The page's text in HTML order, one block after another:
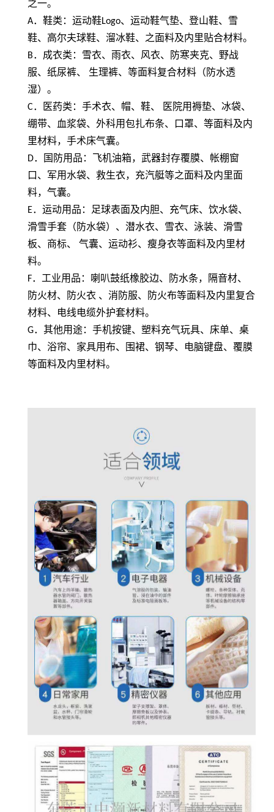
之一。
A．鞋类：运动鞋Logo、运动鞋气垫、登山鞋、雪
鞋、高尔夫球鞋、溜冰鞋、之面料及内里贴合材料。
B．成衣类：雪衣、雨衣、风衣、防寒夹克、野战
服、纸尿裤、 生理裤、等面料复合材料（防水透
湿）。
C．医药类：手术衣、帽、鞋、 医院用褥垫、冰袋、
绷带、血浆袋、外科用包扎布条、口罩、等面料及内
里材料，手术床气囊。
D．国防用品：飞机油箱，武器封存覆膜、帐棚窗
口、军用水袋、救生衣，充汽艇等之面料及内里面
料，气囊。
E．运动用品：足球表面及内胆、充气床、饮水袋、
滑雪手套（防水袋）、潜水衣、雪衣、泳装、滑雪
板、商标、 气囊、运动衫、瘦身衣等面料及内里材
料。
F．工业用品：喇叭鼓纸橡胶边、防水条，隔音材、
防火材、防火衣 、消防服、防火布等面料及内里复合
材料、电线电缆外护套材料。
G．其他用途：手机按键、塑料充气玩具、床单、桌
巾、浴帘、家具用布、围裙、钢琴、电脑键盘、覆膜
等面料及内里材料。